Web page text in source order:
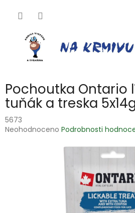
Pochoutka Ontario
tuňák a treska
5673
Průměrné
Neohodnoceno Podrobnosti